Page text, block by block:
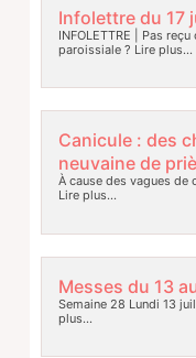
Infolettre du 17
INFOLETTRE | Pas
paroissiale ? Lire plus…
Canicule : des
neuvaine de
À cause des vagues de
Lire plus…
Messes du 13
Semaine 28 Lundi 13
plus…